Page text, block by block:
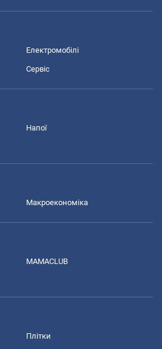
Електромобілі
Сервіс
Напої
Макроекономіка
MAMACLUB
Плітки